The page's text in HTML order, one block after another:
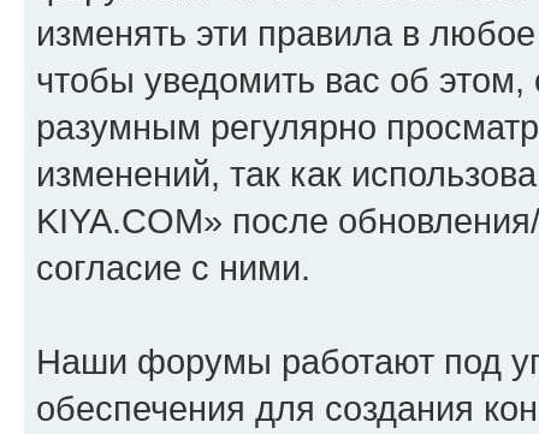
изменять эти правила в
чтобы уведомить вас об
разумным регулярно
изменений, так как
KIYA.COM» после
согласие с ними.
Наши форумы работают под
обеспечения для создания